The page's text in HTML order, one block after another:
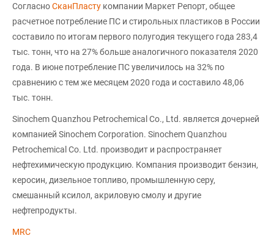
СогласноСканПласту компании Маркет Репорт, общее
расчетное потребление ПС и стирольных пластиков в России
составило по итогам первого полугодия текущего года 283,4
тыс. тонн, что на 27% больше аналогичного показателя 2020
года. В июне потребление ПС увеличилось на 32% по
сравнению с тем же месяцем 2020 года и составило 48,06
тыс. тонн.
Sinochem Quanzhou Petrochemical Co., Ltd. является дочерней
компанией Sinochem Corporation. Sinochem Quanzhou
Petrochemical Co. Ltd. производит и распространяет
нефтехимическую продукцию. Компания производит бензин,
керосин, дизельное топливо, промышленную серу,
смешанный ксилол, акриловую смолу и другие
нефтепродукты.
MRC